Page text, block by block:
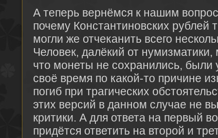
А теперь вернёмся к нашим
почему Константиновских рублей
могли же отчеканить всего
Человек, далёкий от
что монеты не сохранились, были
своё время по какой-то причине
погиб при трагических
этих версий в данном случае не
критики. А для ответа на первый
придётся ответить на второй и